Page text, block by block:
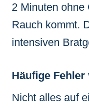
2 Minuten ohne
Rauch kommt.
intensiven
Häufige Fehler
Nicht alles auf